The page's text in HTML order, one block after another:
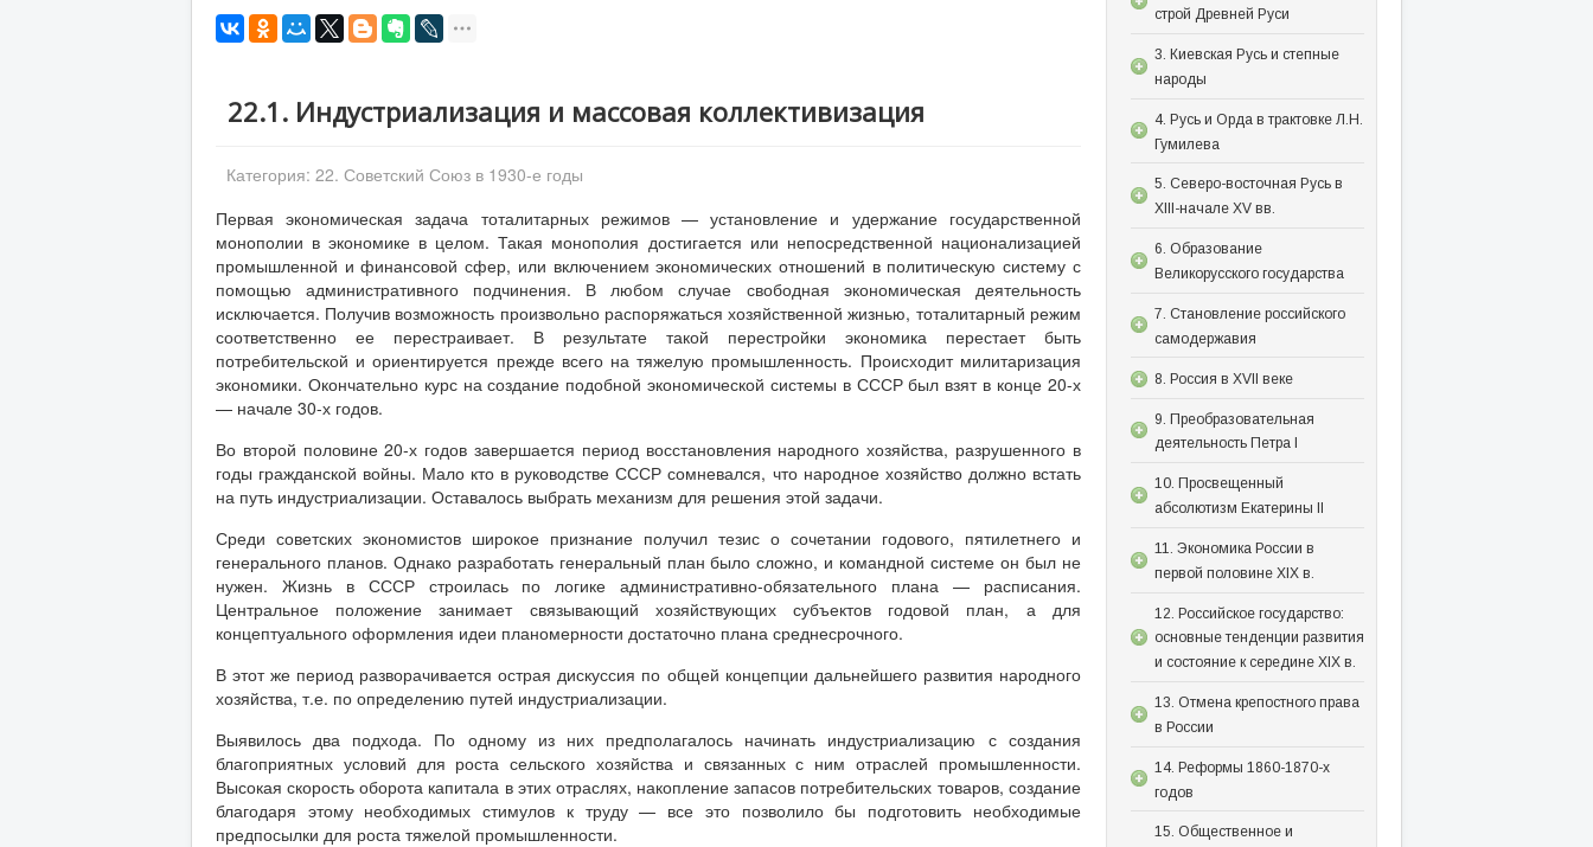
22.1. Индустриализация и массовая коллективизация
Категория: 22. Советский Союз в 1930-е годы
Первая экономическая задача тоталитарных режимов — установление и удержание государственной
монополии в экономике в целом. Такая монополия достигается или непосредственной национализацией
промышленной и финансовой сфер, или включением экономических отношений в политическую систему с
помощью административного подчинения. В любом случае свободная экономическая деятельность
исключается. Получив возможность произвольно распоряжаться хозяйственной жизнью, тоталитарный режим
соответственно ее перестраивает. В результате такой перестройки экономика перестает быть
потребительской и ориентируется прежде всего на тяжелую промышленность. Происходит милитаризация
экономики. Окончательно курс на создание подобной экономической системы в СССР был взят в конце 20-х
— начале 30-х годов.
Во второй половине 20-х годов завершается период восстановления народного хозяйства, разрушенного в
годы гражданской войны. Мало кто в руководстве СССР сомневался, что народное хозяйство должно встать
на путь индустриализации. Оставалось выбрать механизм для решения этой задачи.
Среди советских экономистов широкое признание получил тезис о сочетании годового, пятилетнего и
генерального планов. Однако разработать генеральный план было сложно, и командной системе он был не
нужен. Жизнь в СССР строилась по логике административно-обязательного плана — расписания.
Центральное положение занимает связывающий хозяйствующих субъектов годовой план, а для
концептуального оформления идеи планомерности достаточно плана среднесрочного.
В этот же период разворачивается острая дискуссия по общей концепции дальнейшего развития народного
хозяйства, т.е. по определению путей индустриализации.
Выявилось два подхода. По одному из них предполагалось начинать индустриализацию с создания
благоприятных условий для роста сельского хозяйства и связанных с ним отраслей промышленности.
Высокая скорость оборота капитала в этих отраслях, накопление запасов потребительских товаров, создание
благодаря этому необходимых стимулов к труду — все это позволило бы подготовить необходимые
предпосылки для роста тяжелой промышленности.
строй Древней Руси
3. Киевская Русь и степные
народы
4. Русь и Орда в трактовке Л.Н.
Гумилева
5. Северо-восточная Русь в
XIII-начале XV вв.
6. Образование
Великорусского государства
7. Становление российского
самодержавия
8. Россия в XVII веке
9. Преобразовательная
деятельность Петра I
10. Просвещенный
абсолютизм Екатерины II
11. Экономика России в
первой половине XIX в.
12. Российское государство:
основные тенденции развития
и состояние к середине XIX в.
13. Отмена крепостного права
в России
14. Реформы 1860-1870-х
годов
15. Общественное и